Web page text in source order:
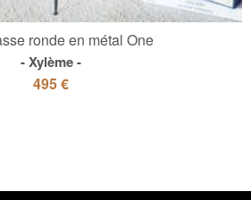
ronde en métal One
Xylème
495 €